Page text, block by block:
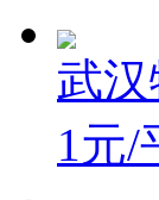
武
1元/